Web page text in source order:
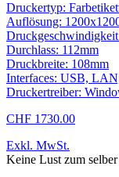
Druckertyp:
Auflösung:
Durchlass: 112mm
Druckbreite: 108mm
Interfaces: USB,
Druckertreiber:
CHF 1730.00
Exkl. MwSt.
Keine Lust zum